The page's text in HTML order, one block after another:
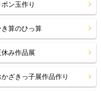
ン玉作り
算のひっ算
み作品展
ざきっ子展作品作り